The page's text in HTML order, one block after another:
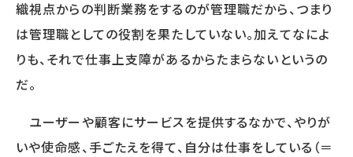
WORKS
人事向け無料セミナー情報
COMPANY
織視点からの判断業務をするのが管理職だから、つまり
は管理職としての役割を果たしていない。加えてなによ
りも、それで仕事上支障があるからたまらないというの
だ。
ユーザーや顧客にサービスを提供するなかで、やりが
いや使命感、手ごたえを得て、自分は仕事をしている（＝